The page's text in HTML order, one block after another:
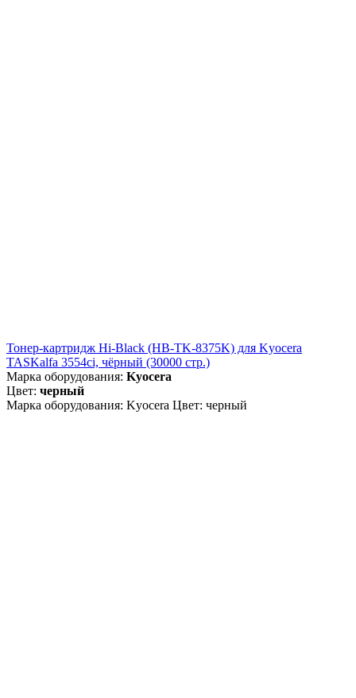
Тонер-картридж Hi-Black (HB-TK-8375K) для Kyocera
TASKalfa 3554ci, чёрный (30000 стр.)
Марка оборудования: Kyocera
Цвет: черный
Марка оборудования: Kyocera Цвет: черный